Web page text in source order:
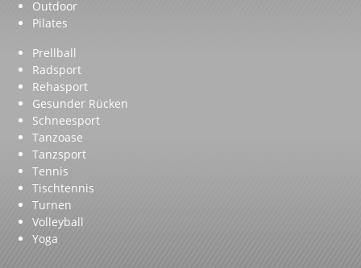
Outdoor
Pilates
Prellball
Radsport
Rehasport
Gesunder Rücken
Schneesport
Tanzoase
Tanzsport
Tennis
Tischtennis
Turnen
Volleyball
Yoga